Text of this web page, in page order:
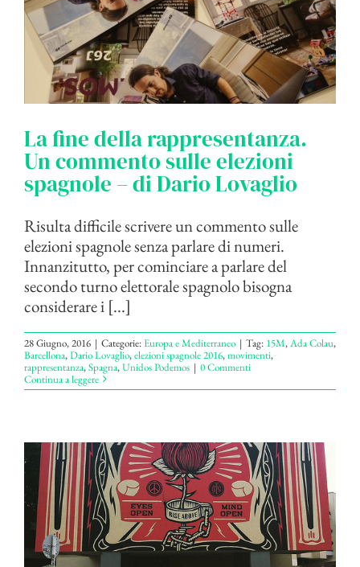
La fine della rappresentanza.
Un commento sulle elezioni
spagnole – di Dario Lovaglio
Risulta difficile scrivere un commento sulle
elezioni spagnole senza parlare di numeri.
Innanzitutto, per cominciare a parlare del
secondo turno elettorale spagnolo bisogna
considerare i [...]
28 Giugno, 2016 | Categorie:Europa e Mediterraneo | Tag: 15M,Ada Colau,
Barcellona,Dario Lovaglio,elezioni spagnole 2016,movimenti,
rappresentanza,Spagna,Unidos Podemos | 0 Commenti
Continua a leggere